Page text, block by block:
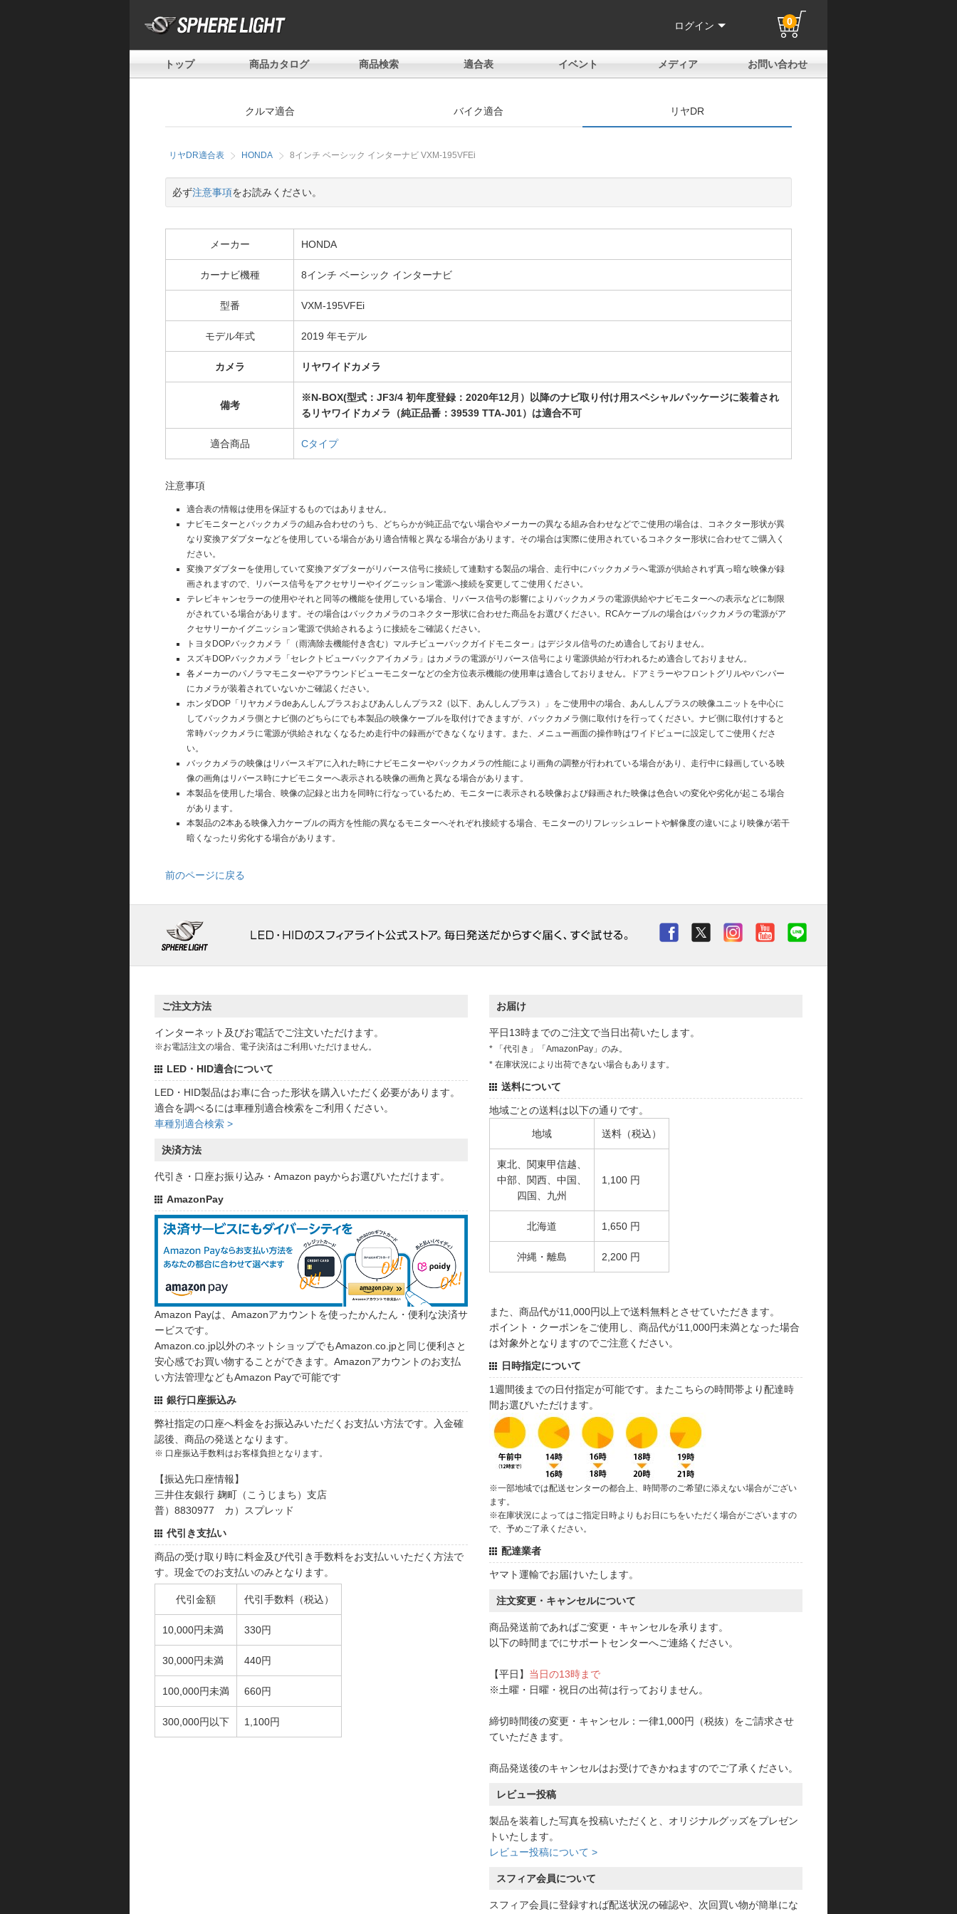
ログイン 0
トップ 商品カタログ 商品検索 適合表 イベント メディア お問い合わせ
クルマ適合 バイク適合 リヤDR
リヤDR適合表 HONDA 8インチ ベーシック インターナビ VXM-195VFEi
必ず注意事項をお読みください。
メーカー HONDA
カーナビ機種 8インチ ベーシック インターナビ
型番 VXM-195VFEi
モデル年式 2019 年モデル
カメラ リヤワイドカメラ
備考
※N-BOX(型式：JF3/4 初年度登録：2020年12月）以降のナビ取り付け用スペシャルパッケージに装着され
るリヤワイドカメラ（純正品番：39539 TTA-J01）は適合不可
適合商品 Cタイプ
注意事項
適合表の情報は使用を保証するものではありません。
ナビモニターとバックカメラの組み合わせのうち、どちらかが純正品でない場合やメーカーの異なる組み合わせなどでご使用の場合は、コネクター形状が異
なり変換アダプターなどを使用している場合があり適合情報と異なる場合があります。その場合は実際に使用されているコネクター形状に合わせてご購入く
ださい。
変換アダプターを使用していて変換アダプターがリバース信号に接続して連動する製品の場合、走行中にバックカメラへ電源が供給されず真っ暗な映像が録
画されますので、リバース信号をアクセサリーやイグニッション電源へ接続を変更してご使用ください。
テレビキャンセラーの使用やそれと同等の機能を使用している場合、リバース信号の影響によりバックカメラの電源供給やナビモニターへの表示などに制限
がされている場合があります。その場合はバックカメラのコネクター形状に合わせた商品をお選びください。RCAケーブルの場合はバックカメラの電源がア
クセサリーかイグニッション電源で供給されるように接続をご確認ください。
トヨタDOPバックカメラ「（雨滴除去機能付き含む）マルチビューバックガイドモニター」はデジタル信号のため適合しておりません。
スズキDOPバックカメラ「セレクトビューバックアイカメラ」はカメラの電源がリバース信号により電源供給が行われるため適合しておりません。
各メーカーのパノラマモニターやアラウンドビューモニターなどの全方位表示機能の使用車は適合しておりません。ドアミラーやフロントグリルやバンパー
にカメラが装着されていないかご確認ください。
ホンダDOP「リヤカメラdeあんしんプラスおよびあんしんプラス2（以下、あんしんプラス）」をご使用中の場合、あんしんプラスの映像ユニットを中心に
してバックカメラ側とナビ側のどちらにでも本製品の映像ケーブルを取付けできますが、バックカメラ側に取付けを行ってください。ナビ側に取付けすると
常時バックカメラに電源が供給されなくなるため走行中の録画ができなくなります。また、メニュー画面の操作時はワイドビューに設定してご使用くださ
い。
バックカメラの映像はリバースギアに入れた時にナビモニターやバックカメラの性能により画角の調整が行われている場合があり、走行中に録画している映
像の画角はリバース時にナビモニターへ表示される映像の画角と異なる場合があります。
本製品を使用した場合、映像の記録と出力を同時に行なっているため、モニターに表示される映像および録画された映像は色合いの変化や劣化が起こる場合
があります。
本製品の2本ある映像入力ケーブルの両方を性能の異なるモニターへそれぞれ接続する場合、モニターのリフレッシュレートや解像度の違いにより映像が若干
暗くなったり劣化する場合があります。
前のページに戻る
ご注文方法
インターネット及びお電話でご注文いただけます。
※お電話注文の場合、電子決済はご利用いただけません。
LED・HID適合について
LED・HID製品はお車に合った形状を購入いただく必要があります。
適合を調べるには車種別適合検索をご利用ください。
車種別適合検索 >
決済方法
代引き・口座お振り込み・Amazon payからお選びいただけます。
AmazonPay
Amazon Payは、Amazonアカウントを使ったかんたん・便利な決済サ
ービスです。
Amazon.co.jp以外のネットショップでもAmazon.co.jpと同じ便利さと
安心感でお買い物することができます。Amazonアカウントのお支払
い方法管理などもAmazon Payで可能です
銀行口座振込み
弊社指定の口座へ料金をお振込みいただくお支払い方法です。入金確
認後、商品の発送となります。
※ 口座振込手数料はお客様負担となります。
【振込先口座情報】
三井住友銀行 麹町（こうじまち）支店
普）8830977 カ）スプレッド
代引き支払い
商品の受け取り時に料金及び代引き手数料をお支払いいただく方法で
す。現金でのお支払いのみとなります。
代引金額 代引手数料（税込）
10,000円未満 330円
30,000円未満 440円
100,000円未満 660円
300,000円以下 1,100円
お届け
平日13時までのご注文で当日出荷いたします。
* 「代引き」「AmazonPay」のみ。
* 在庫状況により出荷できない場合もあります。
送料について
地域ごとの送料は以下の通りです。
地域 送料（税込）
東北、関東甲信越、
中部、関西、中国、
四国、九州
1,100 円
北海道 1,650 円
沖縄・離島 2,200 円
また、商品代が11,000円以上で送料無料とさせていただきます。
ポイント・クーポンをご使用し、商品代が11,000円未満となった場合
は対象外となりますのでご注意ください。
日時指定について
1週間後までの日付指定が可能です。またこちらの時間帯より配達時
間お選びいただけます。
※一部地域では配送センターの都合上、時間帯のご希望に添えない場合がござい
ます。
※在庫状況によってはご指定日時よりもお日にちをいただく場合がございますの
で、予めご了承ください。
配達業者
ヤマト運輸でお届けいたします。
注文変更・キャンセルについて
商品発送前であればご変更・キャンセルを承ります。
以下の時間までにサポートセンターへご連絡ください。
【平日】 当日の13時まで
※土曜・日曜・祝日の出荷は行っておりません。
締切時間後の変更・キャンセル：一律1,000円（税抜）をご請求させ
ていただきます。
商品発送後のキャンセルはお受けできかねますのでご了承ください。
レビュー投稿
製品を装着した写真を投稿いただくと、オリジナルグッズをプレゼン
トいたします。
レビュー投稿について >
スフィア会員について
スフィア会員に登録すれば配送状況の確認や、次回買い物が簡単にな